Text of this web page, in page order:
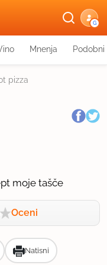
G
Mnenja
pizza
moje tašče
Oceni
Natisni